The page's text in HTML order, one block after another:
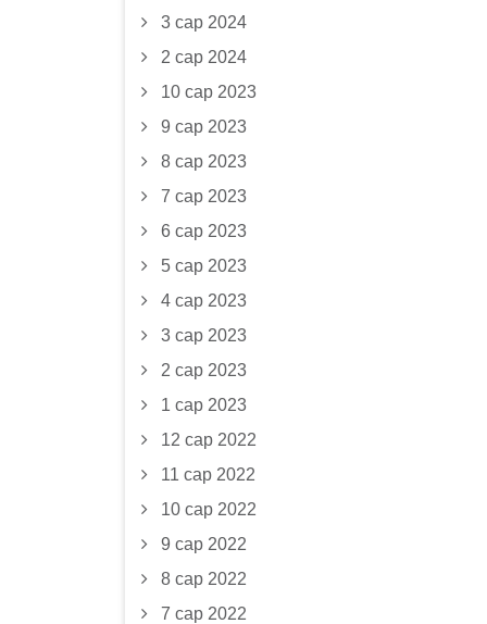
3 сар 2024
2 сар 2024
10 сар 2023
9 сар 2023
8 сар 2023
7 сар 2023
6 сар 2023
5 сар 2023
4 сар 2023
3 сар 2023
2 сар 2023
1 сар 2023
12 сар 2022
11 сар 2022
10 сар 2022
9 сар 2022
8 сар 2022
7 сар 2022